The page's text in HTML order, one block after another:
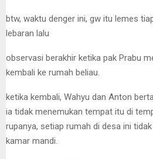
btw, waktu denger ini, gw itu lemes
lebaran lalu
observasi berakhir ketika pak Prabu
kembali ke rumah beliau.
ketika kembali, Wahyu dan Anton
ia tidak menemukan tempat itu di
rupanya, setiap rumah di desa ini
kamar mandi.